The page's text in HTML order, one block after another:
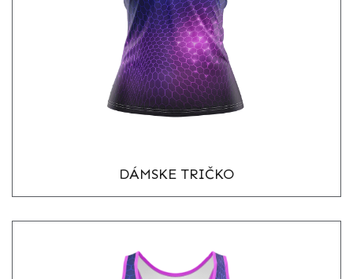
DÁMSKE TRIČKO